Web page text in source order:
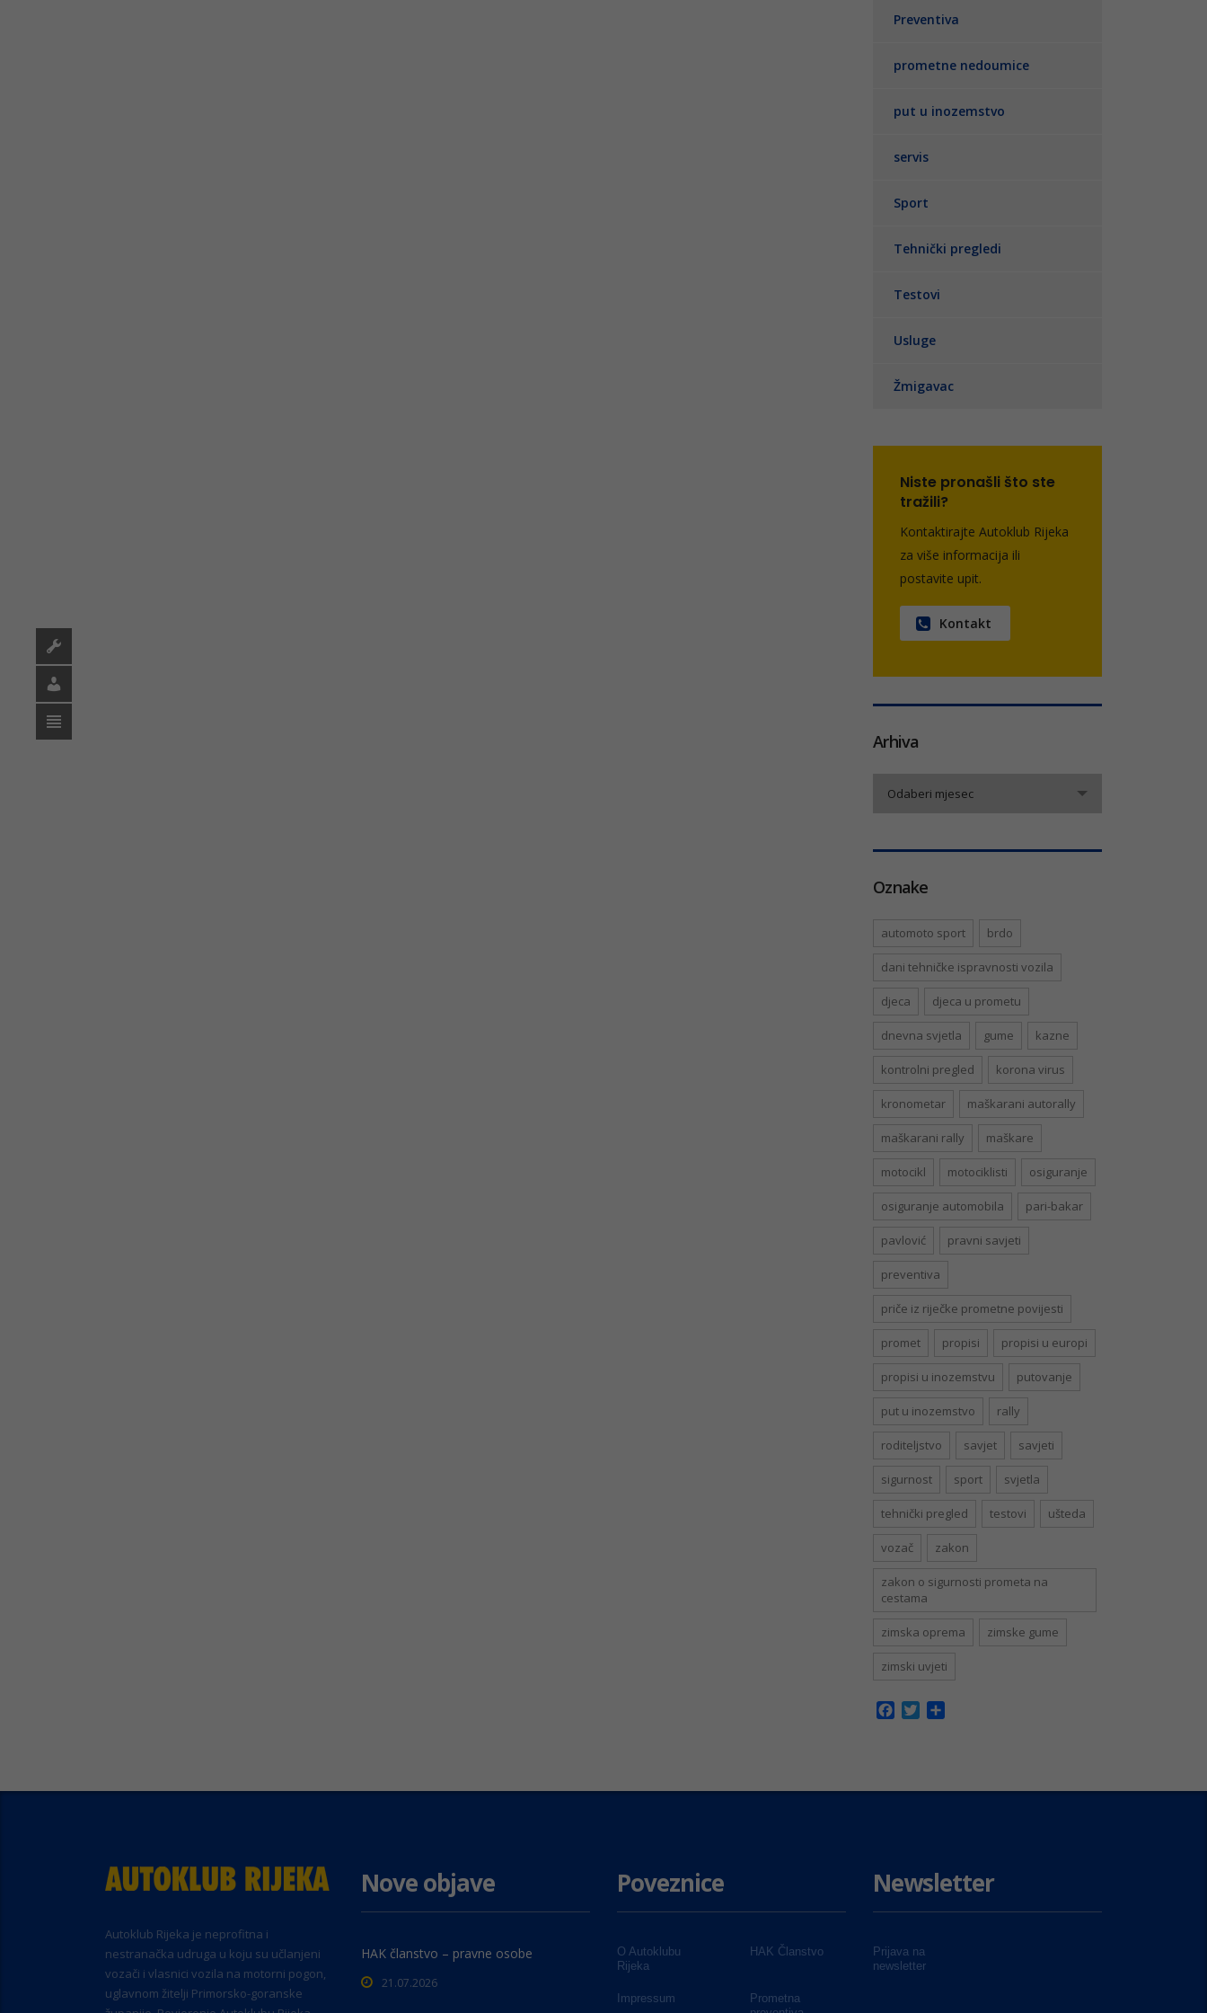
Preventiva
prometne nedoumice
put u inozemstvo
servis
Sport
Tehnički pregledi
Testovi
Usluge
Žmigavac
Niste pronašli što ste
tražili?
Kontaktirajte Autoklub Rijeka
za više informacija ili
postavite upit.
Kontakt
Arhiva
Odaberi mjesec
Oznake
automoto sport brdo
dani tehničke ispravnosti vozila
djeca djeca u prometu
dnevna svjetla gume kazne
kontrolni pregled korona virus
kronometar maškarani autorally
maškarani rally maškare
motocikl motociklisti osiguranje
osiguranje automobila pari-bakar
pavlović pravni savjeti
preventiva
priče iz riječke prometne povijesti
promet propisi propisi u europi
propisi u inozemstvu putovanje
put u inozemstvo rally
roditeljstvo savjet savjeti
sigurnost sport svjetla
tehnički pregled testovi ušteda
vozač zakon
zakon o sigurnosti prometa na
cestama
zimska oprema zimske gume
zimski uvjeti
Facebook
Twitter
Autoklub Rijeka je neprofitna i
nestranačka udruga u koju su učlanjeni
vozači i vlasnici vozila na motorni pogon,
uglavnom žitelji Primorsko-goranske
Nove objave
HAK članstvo – pravne osobe
21.07.2026
Poveznice
O Autoklubu
Rijeka
HAK Članstvo
Impressum
Prometna
Newsletter
Prijava na
newsletter